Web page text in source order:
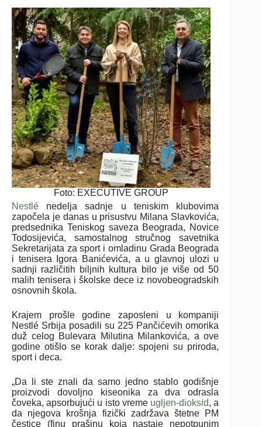
Foto: EXECUTIVE GROUP
Nestlé nedelja sadnje u teniskim klubovima
započela je danas u prisustvu Milana Slavkovića,
predsednika Teniskog saveza Beograda, Novice
Todosijevića, samostalnog stručnog savetnika
Sekretarijata za sport i omladinu Grada Beograda
i tenisera Igora Banićevića, a u glavnoj ulozi u
sadnji različitih biljnih kultura bilo je više od 50
malih tenisera i školske dece iz novobeogradskih
osnovnih škola.
Krajem prošle godine zaposleni u kompaniji
Nestlé Srbija posadili su 225 Pančićevih omorika
duž celog Bulevara Milutina Milankovića, a ove
godine otišlo se korak dalje: spojeni su priroda,
sport i deca.
„Da li ste znali da samo jedno stablo godišnje
proizvodi dovoljno kiseonika za dva odrasla
čoveka, apsorbujući u isto vreme ugljen-dioksid, a
da njegova krošnja fizički zadržava štetne PM
čestice (finu prašinu koja nastaje nepotpunim